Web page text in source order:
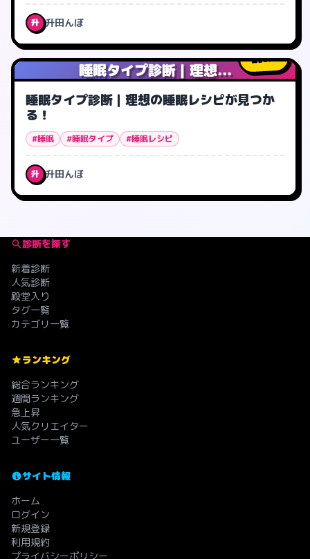
升 升田んぼ
睡眠タイプ診断｜理想...
0人
睡眠タイプ診断｜理想の睡眠レシピが見つか
る！
#睡眠 #睡眠タイプ #睡眠レシピ
升 升田んぼ
診断を探す
新着診断
人気診断
殿堂入り
タグ一覧
カテゴリ一覧
ランキング
総合ランキング
週間ランキング
急上昇
人気クリエイター
ユーザー一覧
サイト情報
ホーム
ログイン
新規登録
利用規約
プライバシーポリシー